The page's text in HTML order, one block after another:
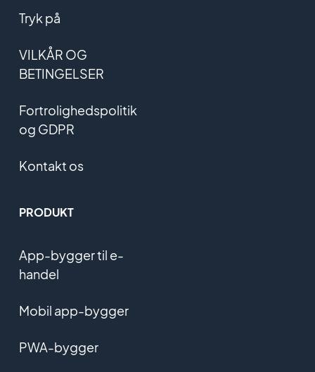
Tryk på
VILKÅR OG
BETINGELSER
Fortrolighedspolitik
og GDPR
Kontakt os
PRODUKT
App-bygger til e-
handel
Mobil app-bygger
PWA-bygger